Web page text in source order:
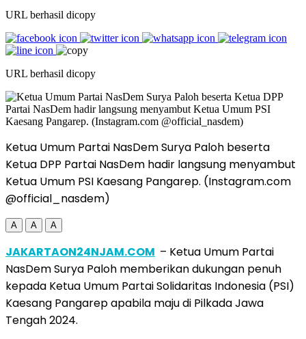
URL berhasil dicopy
URL berhasil dicopy
Ketua Umum Partai NasDem Surya Paloh beserta
Ketua DPP Partai NasDem hadir langsung menyambut
Ketua Umum PSI Kaesang Pangarep. (Instagram.com
@official_nasdem)
A A A
JAKARTAON24NJAM.COM – Ketua Umum Partai
NasDem Surya Paloh memberikan dukungan penuh
kepada Ketua Umum Partai Solidaritas Indonesia (PSI)
Kaesang Pangarep apabila maju di Pilkada Jawa
Tengah 2024.